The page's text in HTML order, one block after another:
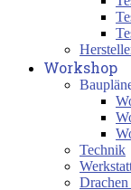
Workshop
Technik